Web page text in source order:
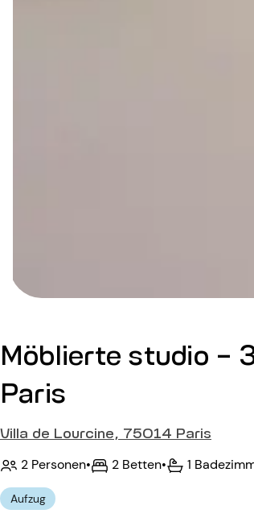
Möblierte studio -
Paris
Villa de Lourcine, 75014 Paris
2 Personen• 2 Betten• 1
Aufzug